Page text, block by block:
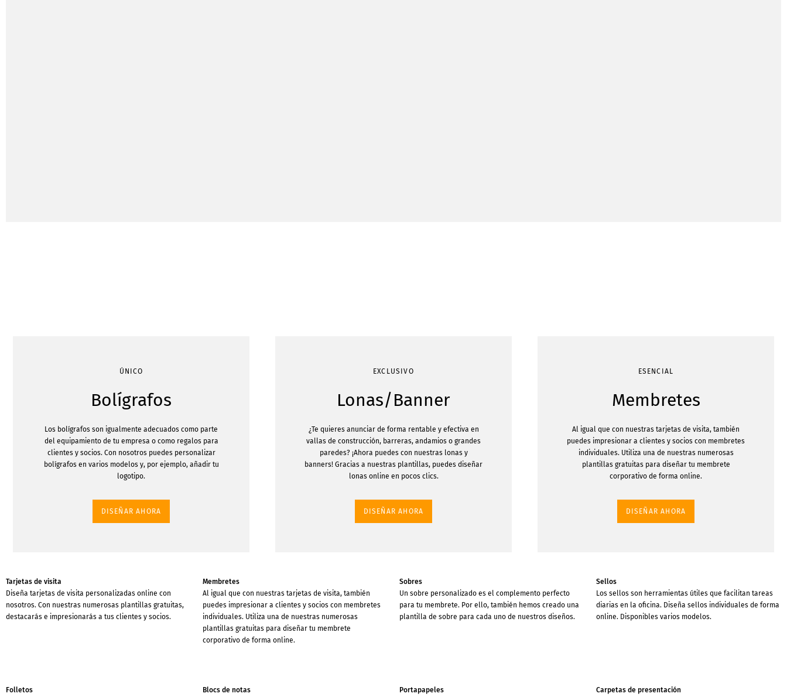
ÚNICO
Bolígrafos
Los bolígrafos son igualmente adecuados como parte
del equipamiento de tu empresa o como regalos para
clientes y socios. Con nosotros puedes personalizar
bolígrafos en varios modelos y, por ejemplo, añadir tu
logotipo.
DISEÑAR AHORA
EXCLUSIVO
Lonas/Banner
¿Te quieres anunciar de forma rentable y efectiva en
vallas de construcción, barreras, andamios o grandes
paredes? ¡Ahora puedes con nuestras lonas y
banners! Gracias a nuestras plantillas, puedes diseñar
lonas online en pocos clics.
DISEÑAR AHORA
ESENCIAL
Membretes
Al igual que con nuestras tarjetas de visita, también
puedes impresionar a clientes y socios con membretes
individuales. Utiliza una de nuestras numerosas
plantillas gratuitas para diseñar tu membrete
corporativo de forma online.
DISEÑAR AHORA
Tarjetas de visita
Diseña tarjetas de visita personalizadas online con
nosotros. Con nuestras numerosas plantillas gratuitas,
destacarás e impresionarás a tus clientes y socios.
Membretes
Al igual que con nuestras tarjetas de visita, también
puedes impresionar a clientes y socios con membretes
individuales. Utiliza una de nuestras numerosas
plantillas gratuitas para diseñar tu membrete
corporativo de forma online.
Sobres
Un sobre personalizado es el complemento perfecto
para tu membrete. Por ello, también hemos creado una
plantilla de sobre para cada uno de nuestros diseños.
Sellos
Los sellos son herramientas útiles que facilitan tareas
diarias en la oficina. Diseña sellos individuales de forma
online. Disponibles varios modelos.
Folletos
Blocs de notas
Portapapeles
Carpetas de presentación